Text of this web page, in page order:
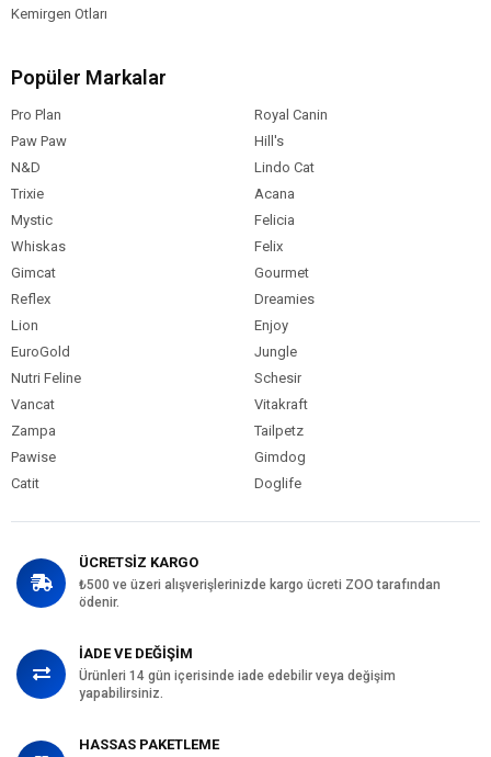
Kemirgen Otları
Popüler Markalar
Pro Plan
Royal Canin
Paw Paw
Hill's
N&D
Lindo Cat
Trixie
Acana
Mystic
Felicia
Whiskas
Felix
Gimcat
Gourmet
Reflex
Dreamies
Lion
Enjoy
EuroGold
Jungle
Nutri Feline
Schesir
Vancat
Vitakraft
Zampa
Tailpetz
Pawise
Gimdog
Catit
Doglife
ÜCRETSİZ KARGO
₺500 ve üzeri alışverişlerinizde kargo ücreti ZOO tarafından
ödenir.
İADE VE DEĞİŞİM
Ürünleri 14 gün içerisinde iade edebilir veya değişim
yapabilirsiniz.
HASSAS PAKETLEME